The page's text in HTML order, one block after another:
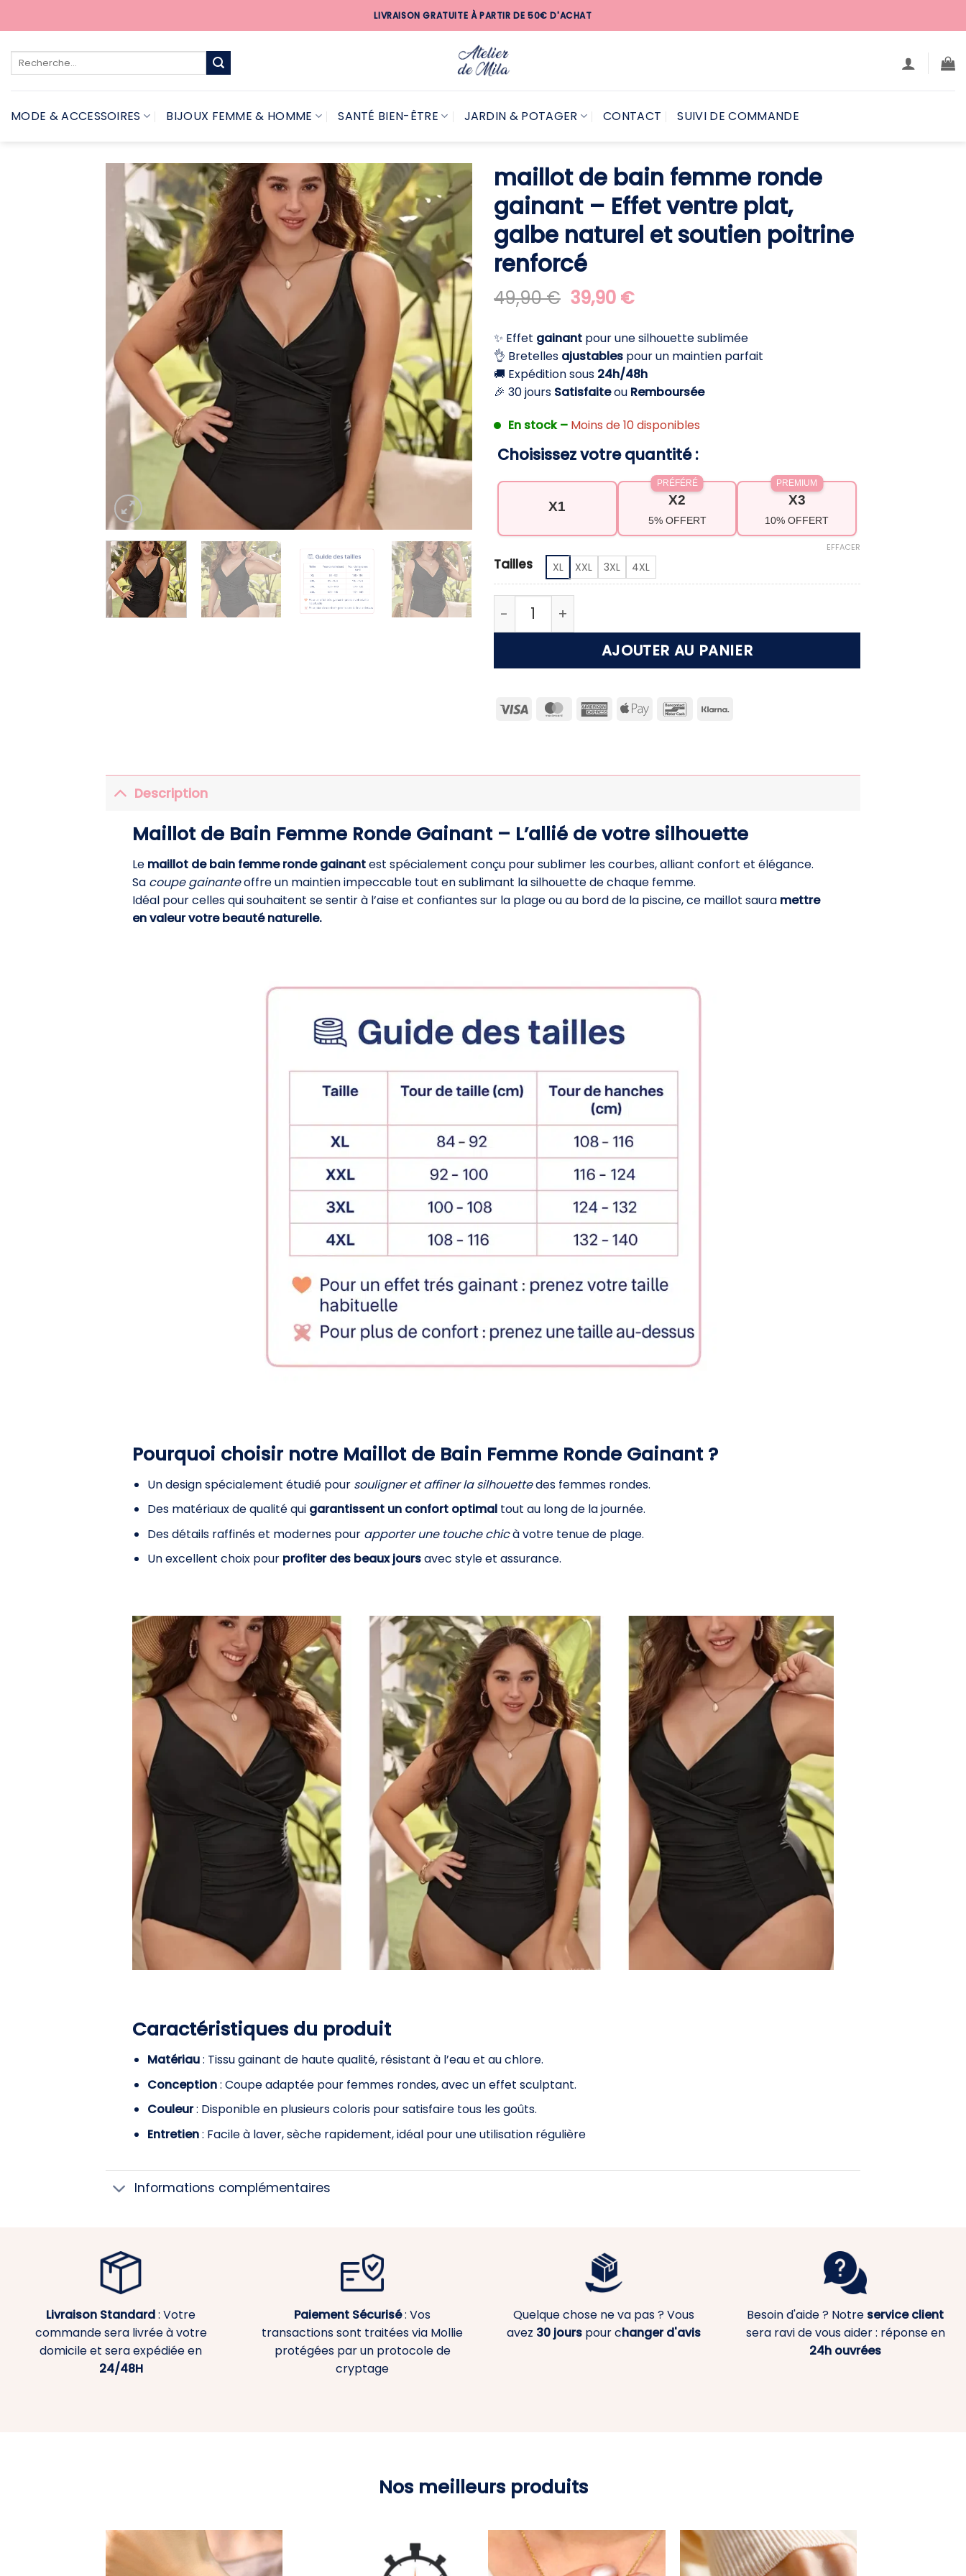
LIVRAISON GRATUITE À PARTIR DE 50€ D'ACHAT
Recherche
MODE & ACCESSOIRES BIJOUX FEMME & HOMME SANTÉ BIEN-ÊTRE JARDIN & POTAGER CONTACT SUIVI DE COMMANDE
maillot de bain femme ronde
gainant​ – Effet ventre plat,
galbe naturel et soutien poitrine
renforcé
49,90€ Le
prix
initial
était :
49,90 €.
39,90 €Le
actuel
est :
39,90 €.
✨ Effet gainant pour une silhouette sublimée
👌 Bretelles ajustables pour un maintien parfait
🚚 Expédition sous 24h/48h
🎉 30 jours Satisfaiteou Remboursée
En stock – Moins de 10 disponibles
Choisissez votre quantité :
X1 X2
5% OFFERT
PRÉFÉRÉ
X3
10% OFFERT
PREMIUM
Tailles XL XXL 3XL 4XL
EFFACER
quantité de maillot de bain femme ronde gainant​ – Effet ventre
AJOUTER AU PANIER
Visa MasterCardAmericanApple
Bancontact
Klarna
Description
Maillot de Bain Femme Ronde Gainant – L’allié de votre silhouette
Le maillot de bain femme ronde gainantest spécialement conçu pour sublimer les courbes, alliant confort et élégance.
Sa coupe gainanteoffre un maintien impeccable tout en sublimant la silhouette de chaque femme.
Idéal pour celles qui souhaitent se sentir à l’aise et confiantes sur la plage ou au bord de la piscine, ce maillot sauramettre
en valeur votre beauté naturelle.
Pourquoi choisir notre Maillot de Bain Femme Ronde Gainant ?
Un design spécialement étudié pour souligner et affiner la silhouettedes femmes rondes.
Des matériaux de qualité qui garantissent un confort optimaltout au long de la journée.
Des détails raffinés et modernes pour apporter une touche chicà votre tenue de plage.
Un excellent choix pour profiter des beaux joursavec style et assurance.
Caractéristiques du produit
Matériau: Tissu gainant de haute qualité, résistant à l’eau et au chlore.
Conception: Coupe adaptée pour femmes rondes, avec un effet sculptant.
Couleur: Disponible en plusieurs coloris pour satisfaire tous les goûts.
Entretien: Facile à laver, sèche rapidement, idéal pour une utilisation régulière
Informations complémentaires
Livraison Standard: Votre
commande sera livrée à votre
domicile et sera expédiée en
24/48H
Paiement Sécurisé: Vos
transactions sont traitées via Mollie
protégées par un protocole de
cryptage
Quelque chose ne va pas ? Vous
avez 30 jours pour changer d'avis
Besoin d'aide ? Notre service client
sera ravi de vous aider : réponse en
24h ouvrées
Nos meilleurs produits